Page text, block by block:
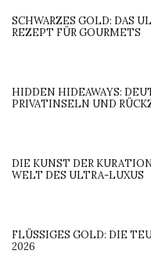
SCHWARZES GOLD: DAS
REZEPT FÜR GOURMETS
HIDDEN HIDEAWAYS:
PRIVATINSELN UND
DIE KUNST DER
WELT DES ULTRA-LUXUS
FLÜSSIGES GOLD: DIE
2026